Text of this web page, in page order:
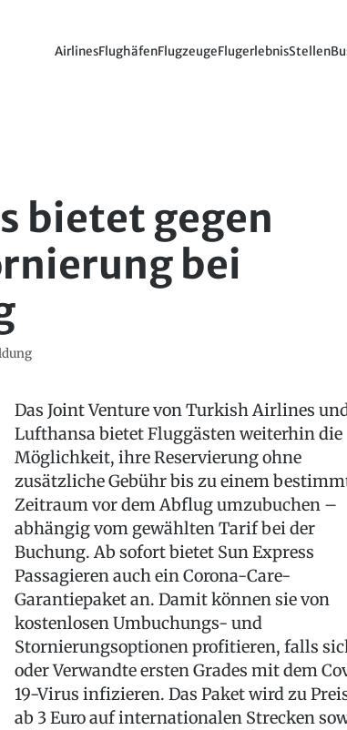
AirlinesFlughäfenFlugzeugeFlugerlebnisStellen
bietet gegen
bei
Das Joint Venture von Turkish Airlines
Lufthansa bietet Fluggästen weiterhin die
Möglichkeit, ihre Reservierung ohne
zusätzliche Gebühr bis zu einem
Zeitraum vor dem Abflug umzubuchen –
abhängig vom gewählten Tarif bei der
Buchung. Ab sofort bietet Sun Express
Passagieren auch ein Corona-Care-
Garantiepaket an. Damit können sie von
kostenlosen Umbuchungs- und
Stornierungsoptionen profitieren, falls
oder Verwandte ersten Grades mit dem
19-Virus infizieren. Das Paket wird zu
ab 3 Euro auf internationalen Strecken